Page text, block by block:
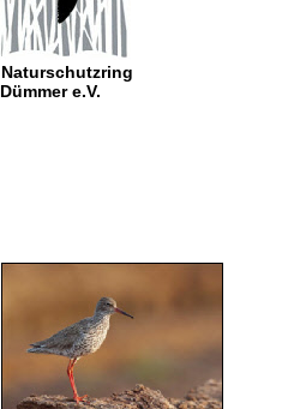
Naturschutzring
Dümmer e.V.